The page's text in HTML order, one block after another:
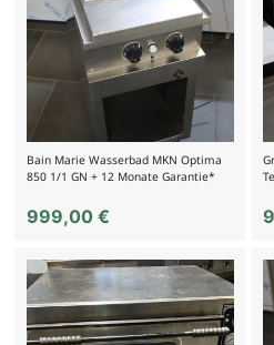
Bain Marie Wasserbad MKN Optima
850 1/1 GN + 12 Monate Garantie*
999,00 €